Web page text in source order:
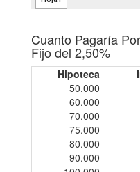
Cuanto Pagaría
Fijo del 2,50%
Hipoteca
50.000
60.000
70.000
75.000
80.000
90.000